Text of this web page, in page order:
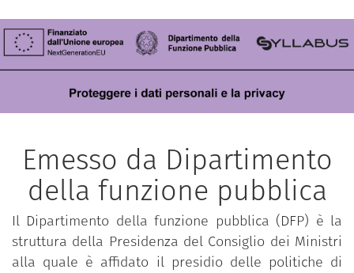
Emesso da Dipartimento
della funzione pubblica
Il Dipartimento della funzione pubblica (DFP) è la
struttura della Presidenza del Consiglio dei Ministri
alla quale è affidato il presidio delle politiche di